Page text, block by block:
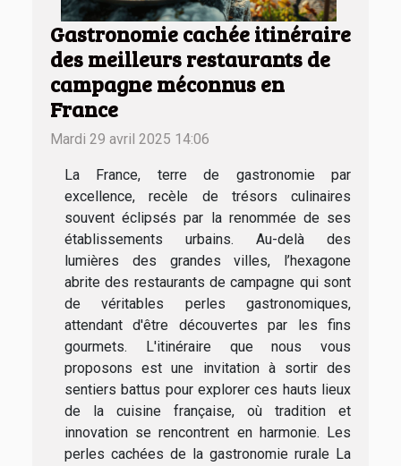
Gastronomie cachée itinéraire
des meilleurs restaurants de
campagne méconnus en
France
Mardi 29 avril 2025 14:06
La France, terre de gastronomie par
excellence, recèle de trésors culinaires
souvent éclipsés par la renommée de ses
établissements urbains. Au-delà des
lumières des grandes villes, l’hexagone
abrite des restaurants de campagne qui sont
de véritables perles gastronomiques,
attendant d'être découvertes par les fins
gourmets. L'itinéraire que nous vous
proposons est une invitation à sortir des
sentiers battus pour explorer ces hauts lieux
de la cuisine française, où tradition et
innovation se rencontrent en harmonie. Les
perles cachées de la gastronomie rurale La